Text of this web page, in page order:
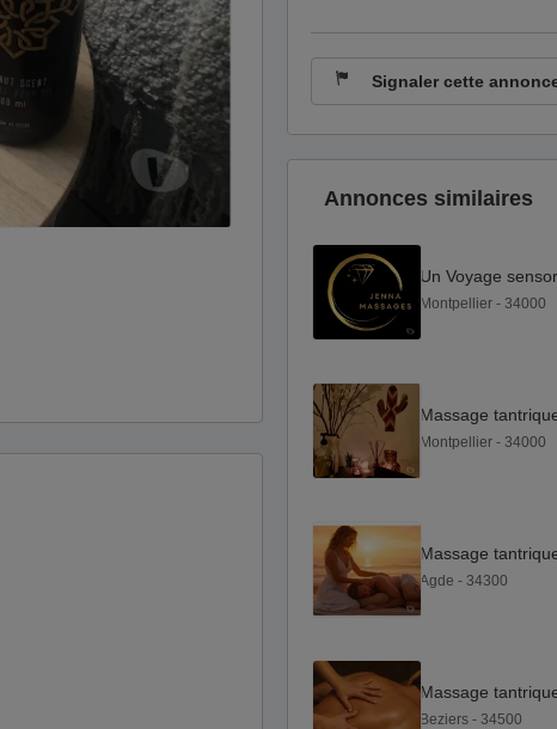
Signaler cette
Annonces similaires
Montpellier - 34000
Montpellier - 34000
Agde - 34300
Beziers - 34500